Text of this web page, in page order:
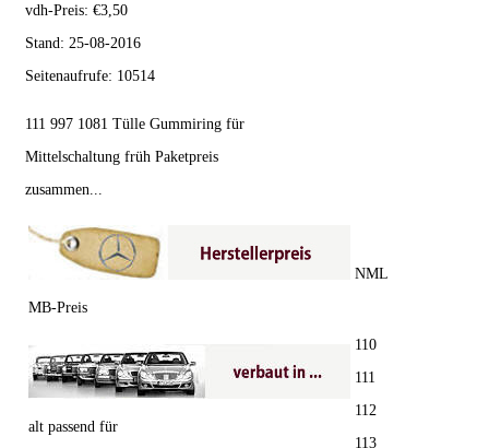
vdh-Preis: €3,50
Stand: 25-08-2016
Seitenaufrufe: 10514
111 997 1081 Tülle Gummiring für
Mittelschaltung früh Paketpreis
zusammen...
MB-Preis
NML
alt passend für
110
111
112
113